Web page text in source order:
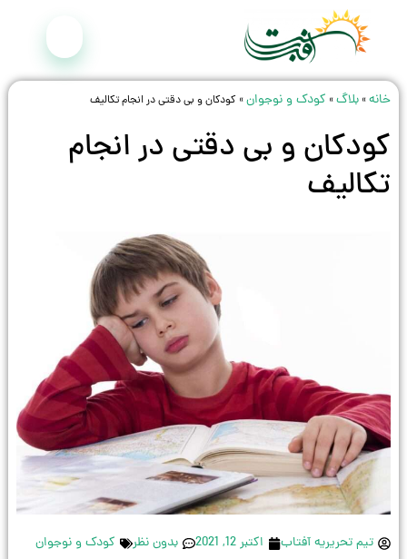
خانه» بلاگ» کودک و نوجوان» كودكان و بی دقتی در انجام تكالیف
كودكان و بی دقتی در انجام
تكالیف
تیم تحریریه آفتاب اکتبر 12, 2021 بدون نظر کودک و نوجوان